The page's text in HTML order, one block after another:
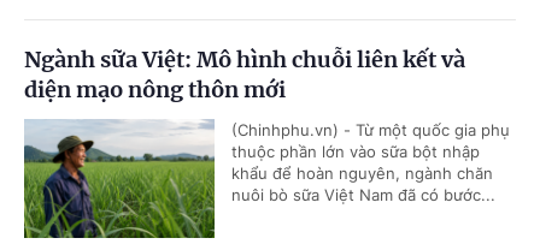
Ngành sữa Việt: Mô hình chuỗi liên kết và
diện mạo nông thôn mới
(Chinhphu.vn) - Từ một quốc gia phụ
thuộc phần lớn vào sữa bột nhập
khẩu để hoàn nguyên, ngành chăn
nuôi bò sữa Việt Nam đã có bước...